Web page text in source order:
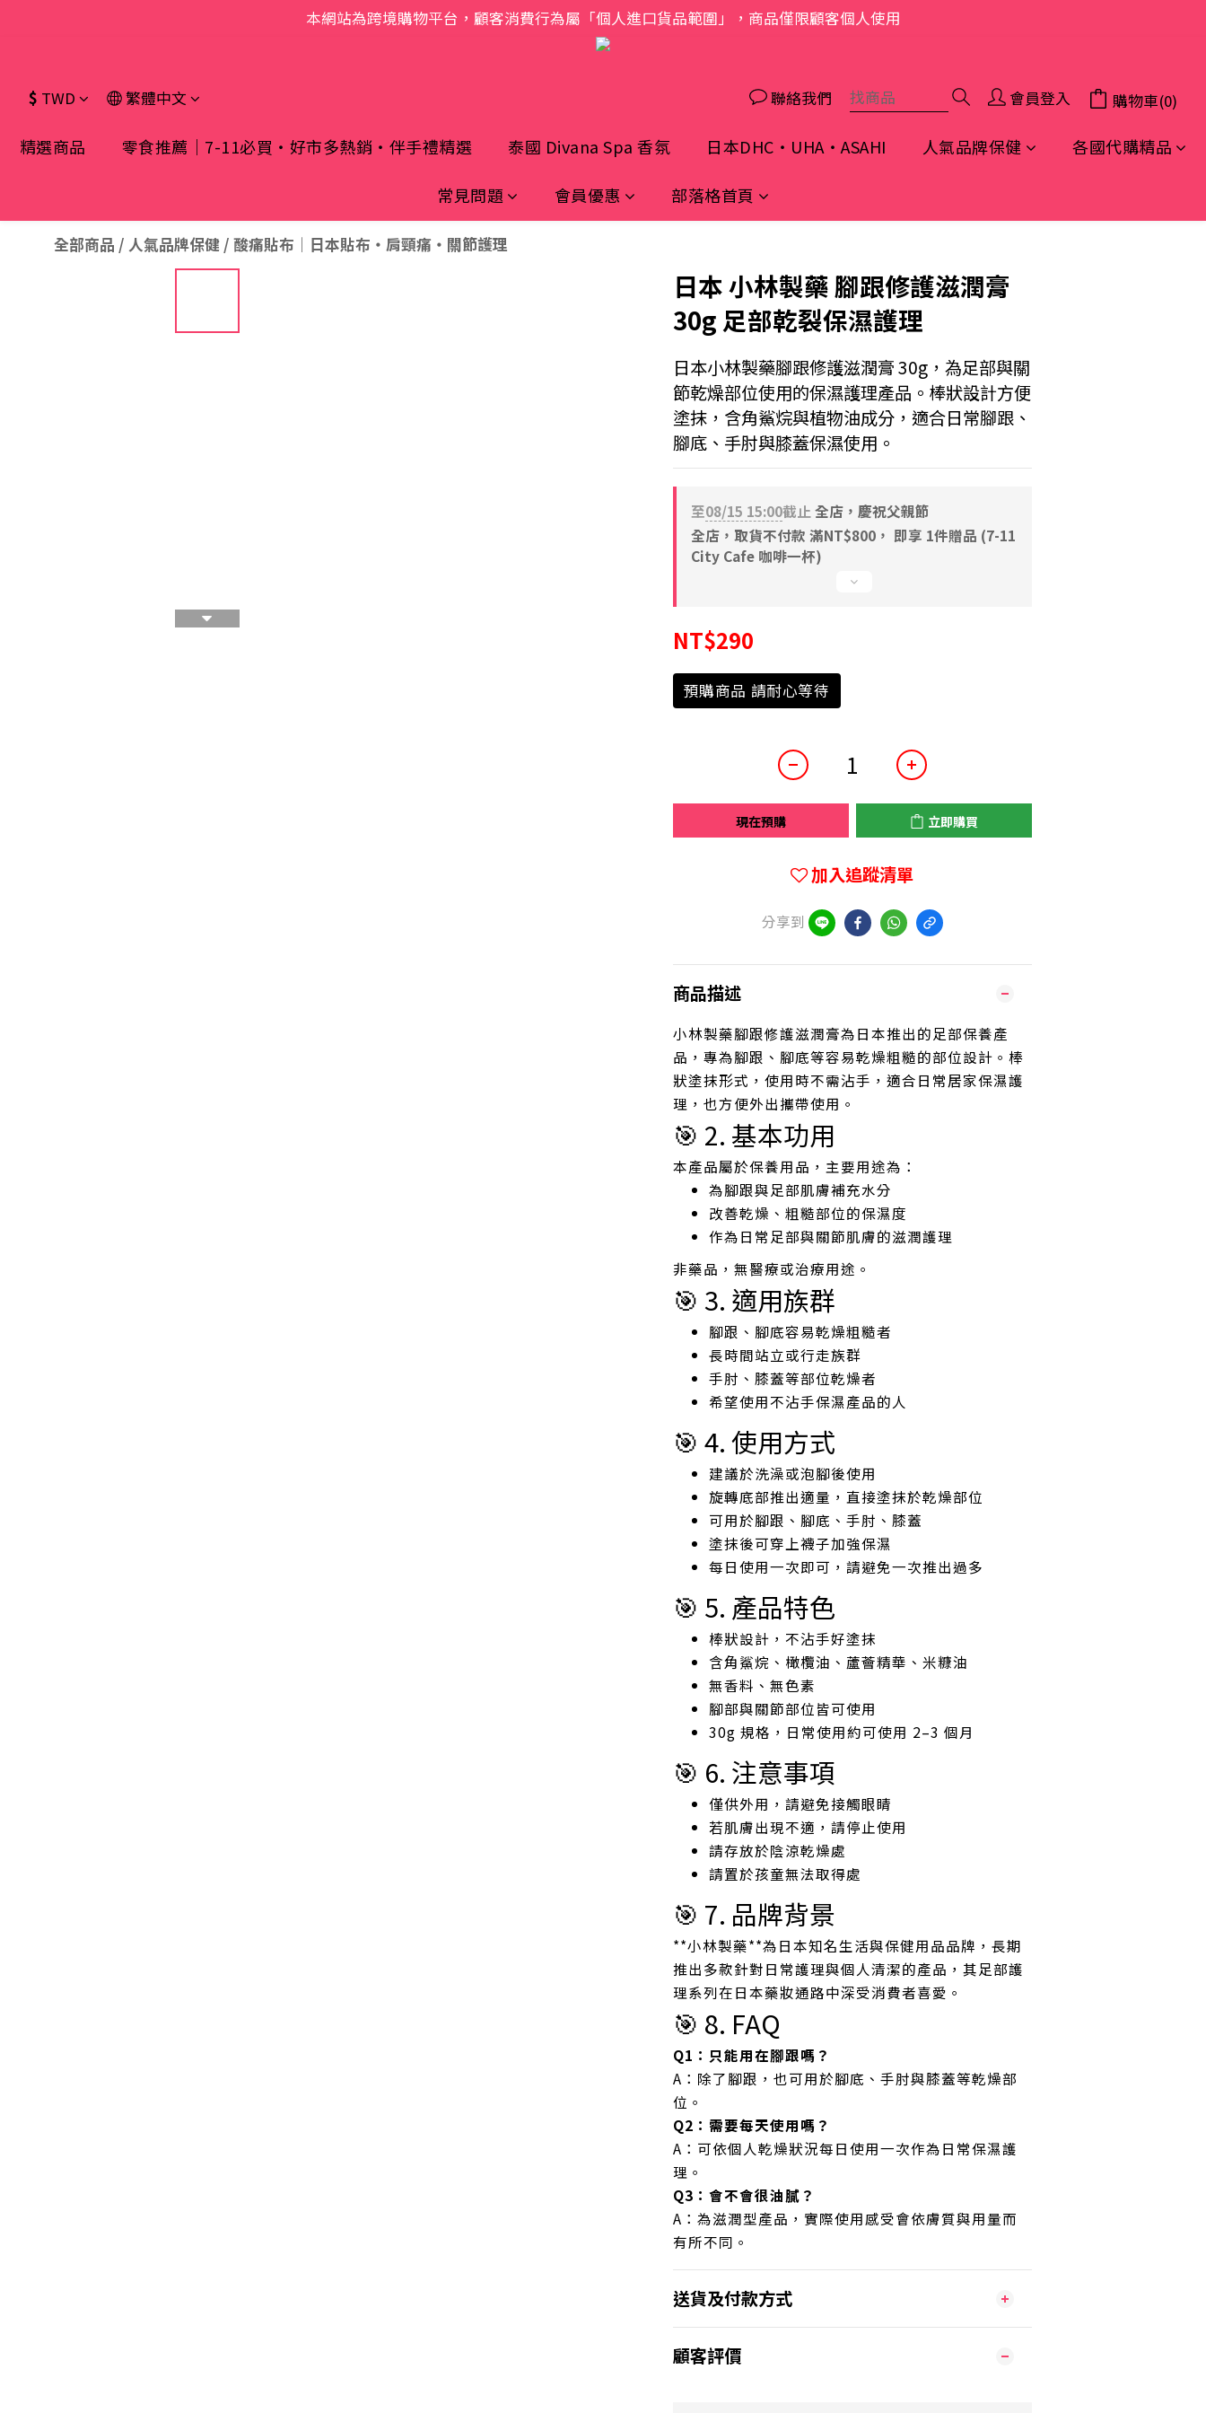
歡迎光臨 S.A.W
本網站為跨境購物平台，顧客消費行為屬「個人進口貨品範圍」，商品僅限顧客個人使用
歡迎光臨 S.A.W
$ TWD 繁體中文 聯絡我們 會員登入 購物車(0)
精選商品 零食推薦｜7-11必買・好市多熱銷・伴手禮精選 泰國 Divana Spa 香氛 日本DHC・UHA・ASAHI 人氣品牌保健 各國代購精品
常見問題 會員優惠 部落格首頁
全部商品 / 人氣品牌保健 / 酸痛貼布｜日本貼布・肩頸痛・關節護理
日本 小林製藥 腳跟修護滋潤膏
30g 足部乾裂保濕護理
日本小林製藥腳跟修護滋潤膏 30g，為足部與關
節乾燥部位使用的保濕護理產品。棒狀設計方便
塗抹，含角鯊烷與植物油成分，適合日常腳跟、
腳底、手肘與膝蓋保濕使用。
至08/15 15:00截止 全店，慶祝父親節
全店，取貨不付款 滿NT$800， 即享 1件贈品 (7-11
City Cafe 咖啡一杯)
NT$290
預購商品 請耐心等待
現在預購 立即購買
加入追蹤清單
分享到
商品描述
小林製藥腳跟修護滋潤膏為日本推出的足部保養產
品，專為腳跟、腳底等容易乾燥粗糙的部位設計。棒
狀塗抹形式，使用時不需沾手，適合日常居家保濕護
理，也方便外出攜帶使用。
🎯 2. 基本功用
本產品屬於保養用品，主要用途為：
為腳跟與足部肌膚補充水分
改善乾燥、粗糙部位的保濕度
作為日常足部與關節肌膚的滋潤護理
非藥品，無醫療或治療用途。
🎯 3. 適用族群
腳跟、腳底容易乾燥粗糙者
長時間站立或行走族群
手肘、膝蓋等部位乾燥者
希望使用不沾手保濕產品的人
🎯 4. 使用方式
建議於洗澡或泡腳後使用
旋轉底部推出適量，直接塗抹於乾燥部位
可用於腳跟、腳底、手肘、膝蓋
塗抹後可穿上襪子加強保濕
每日使用一次即可，請避免一次推出過多
🎯 5. 產品特色
棒狀設計，不沾手好塗抹
含角鯊烷、橄欖油、蘆薈精華、米糠油
無香料、無色素
腳部與關節部位皆可使用
30g 規格，日常使用約可使用 2–3 個月
🎯 6. 注意事項
僅供外用，請避免接觸眼睛
若肌膚出現不適，請停止使用
請存放於陰涼乾燥處
請置於孩童無法取得處
🎯 7. 品牌背景
**小林製藥**為日本知名生活與保健用品品牌，長期
推出多款針對日常護理與個人清潔的產品，其足部護
理系列在日本藥妝通路中深受消費者喜愛。
🎯 8. FAQ
Q1：只能用在腳跟嗎？
A：除了腳跟，也可用於腳底、手肘與膝蓋等乾燥部
位。
Q2：需要每天使用嗎？
A：可依個人乾燥狀況每日使用一次作為日常保濕護
理。
Q3：會不會很油膩？
A：為滋潤型產品，實際使用感受會依膚質與用量而
有所不同。
送貨及付款方式
顧客評價